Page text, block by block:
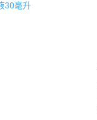
30毫升